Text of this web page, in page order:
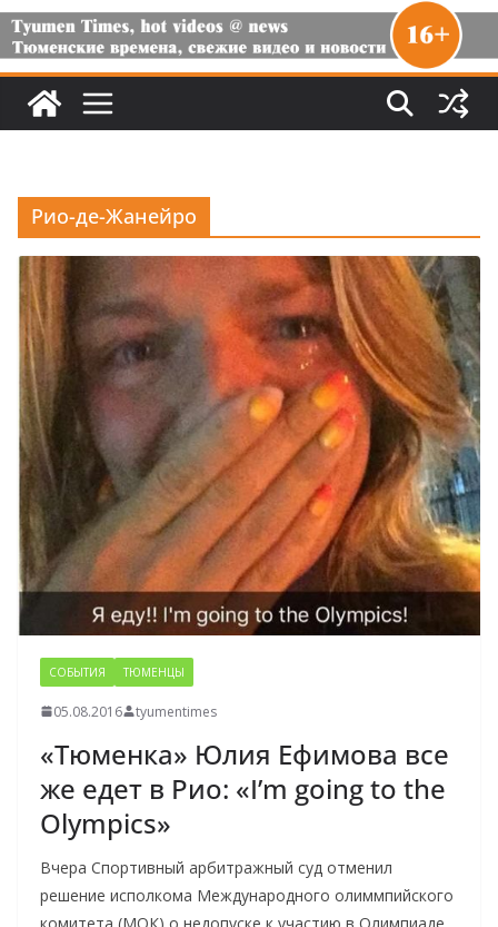
Рио-де-Жанейро
СОБЫТИЯ ТЮМЕНЦЫ
05.08.2016 tyumentimes
«Тюменка» Юлия Ефимова все
же едет в Рио: «I’m going to the
Olympics»
Вчера Спортивный арбитражный суд отменил
решение исполкома Международного олиммпийского